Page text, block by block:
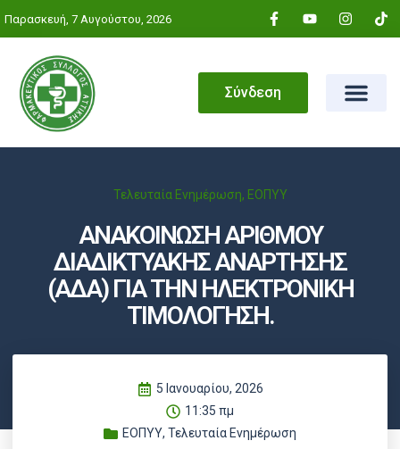
Παρασκευή, 7 Αυγούστου, 2026
Σύνδεση
Τελευταία Ενημέρωση, ΕΟΠΥΥ
ΑΝΑΚΟΙΝΩΣΗ ΑΡΙΘΜΟΥ
ΔΙΑΔΙΚΤΥΑΚΗΣ ΑΝΑΡΤΗΣΗΣ
(ΑΔΑ) ΓΙΑ ΤΗΝ ΗΛΕΚΤΡΟΝΙΚΗ
ΤΙΜΟΛΟΓΗΣΗ.
5 Ιανουαρίου, 2026
11:35 πμ
ΕΟΠΥΥ, Τελευταία Ενημέρωση